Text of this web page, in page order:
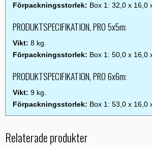
Förpackningsstorlek: Box 1: 32,0 x 16,0
PRODUKTSPECIFIKATION, PRO 5x5m:
Vikt: 8 kg.
Förpackningsstorlek: Box 1: 50,0 x 16,0
PRODUKTSPECIFIKATION, PRO 6x6m:
Vikt: 9 kg.
Förpackningsstorlek: Box 1: 53,0 x 16,0
Relaterade produkter